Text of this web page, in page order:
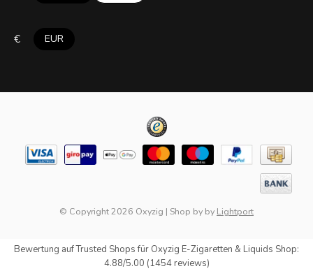
€ EUR
© Copyright 2026 Oxyzig | Shop by by Lightport
Bewertung aufTrusted Shopsfür Oxyzig E-Zigaretten & Liquids Shop:
4.88/5.00 (1454 reviews)